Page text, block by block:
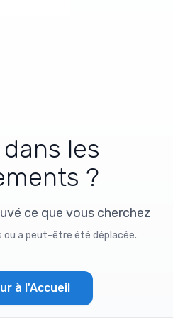
les
?
ce que vous cherchez
ou a peut-être été déplacée.
à l'Accueil